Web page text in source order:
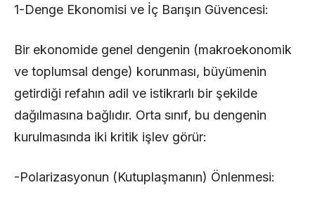
1-Denge Ekonomisi ve İç Barışın Güvencesi:
Bir ekonomide genel dengenin (makroekonomik
ve toplumsal denge) korunması, büyümenin
getirdiği refahın adil ve istikrarlı bir şekilde
dağılmasına bağlıdır. Orta sınıf, bu dengenin
kurulmasında iki kritik işlev görür:
-Polarizasyonun (Kutuplaşmanın) Önlenmesi: